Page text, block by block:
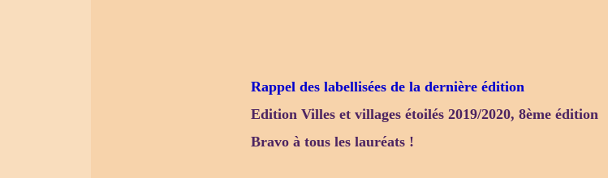
Rappel des labellisées de la dernière édition
Edition Villes et villages étoilés 2019/2020, 8ème édition
Bravo à tous les lauréats !